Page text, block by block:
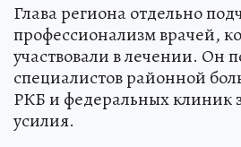
Глава региона отдельно
профессионализм врачей,
участвовали в лечении. Он
специалистов районной
РКБ и федеральных клиник
усилия.